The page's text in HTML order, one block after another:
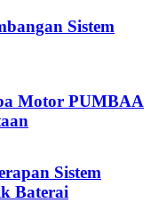
Sistem
Motor PUMBAA
Sistem
Baterai